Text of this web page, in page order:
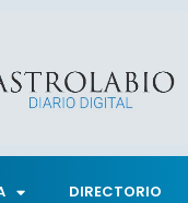
DIRECTORIO